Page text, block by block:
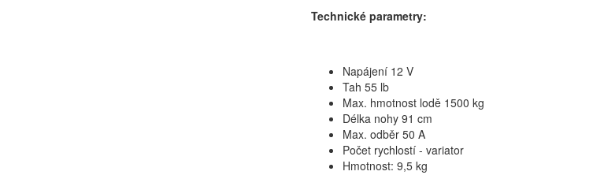
Technické parametry:
Napájení 12 V
Tah 55 lb
Max. hmotnost lodě 1500 kg
Délka nohy 91 cm
Max. odběr 50 A
Počet rychlostí - variator
Hmotnost: 9,5 kg